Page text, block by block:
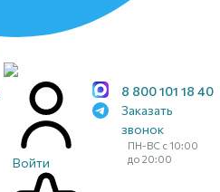
Войти
8 800 101 18 40
Заказать
звонок
ПН-ВС с 10:00
до 20:00